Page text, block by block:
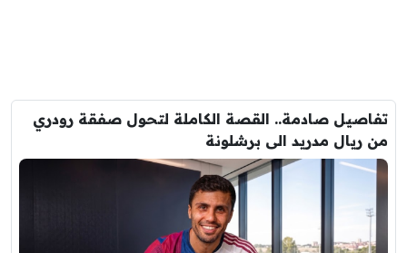
تفاصيل صادمة.. القصة الكاملة لتحول صفقة رودري
من ريال مدريد الى برشلونة